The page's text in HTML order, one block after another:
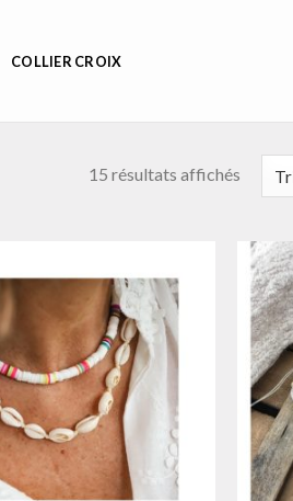
COLLIER CROIX
15 résultats affichés